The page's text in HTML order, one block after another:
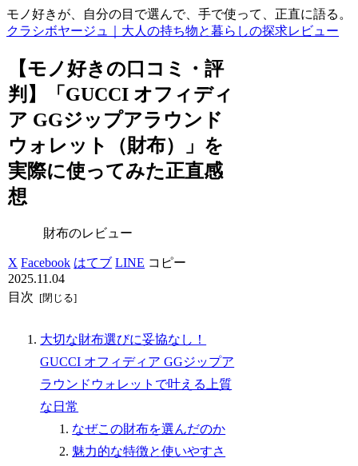
モノ好きが、自分の目で選んで、手で使って、正直に語る。
クラシボヤージュ｜大人の持ち物と暮らしの探求レビュー
【モノ好きの口コミ・評
判】「GUCCI オフィディ
ア GGジップアラウンド
ウォレット（財布）」を
実際に使ってみた正直感
想
財布のレビュー
X Facebook はてブ LINE コピー
2025.11.04
目次
大切な財布選びに妥協なし！
GUCCI オフィディア GGジップア
ラウンドウォレットで叶える上質
な日常
なぜこの財布を選んだのか
魅力的な特徴と使いやすさ